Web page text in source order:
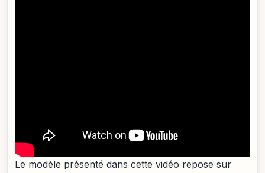
Le modèle présenté dans cette vidéo repose sur